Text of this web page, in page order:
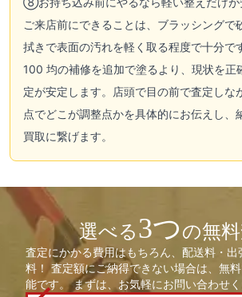
ご来店前にできることは、ブラッシングで
拭きで表面の汚れを軽く取る程度で十分で
100 均の補修を追加で塗るより、現状を正
定が安定します。店頭で目の前で査定しな
点でどこが調整点かを具体的にお伝えし、
買取に繋げます。
選べる3つの無
査定にかかる費用はもちろん、配送料・出
料！ 査定額にご納得できない場合は、無
能です。 まずは、お気軽にお問い合わせく